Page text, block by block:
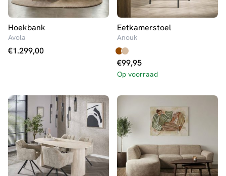
Hoekbank
Avola
€1.299,00
Eetkamerstoel
Anouk
€99,95
Op voorraad